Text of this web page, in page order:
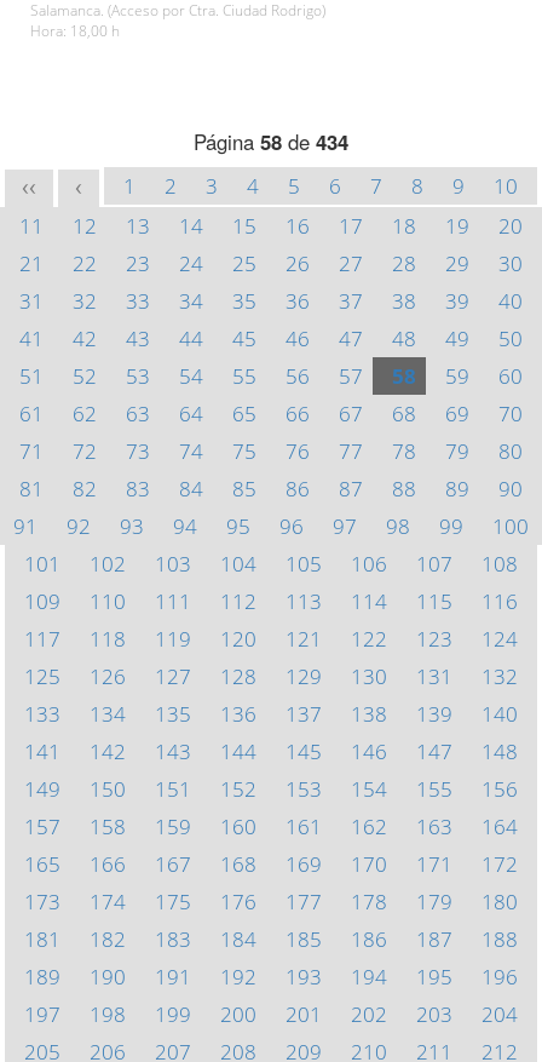
Salamanca. (Acceso por Ctra. Ciudad Rodrigo)
Hora: 18,00 h
Página 58 de 434
<< < 1 2 3 4 5 6 7 8 9
10
11
12 13 14 15 16 17 18 19
20
21
22 23 24 25 26 27 28 29
30
31
32 33 34 35 36 37 38 39
40
41
42 43 44 45 46 47 48 49
50
51
52 53 54 55 56 57 58 59
60
61
62 63 64 65 66 67 68 69
70
71
72 73 74 75 76 77 78 79
80
81
82 83 84 85 86 87 88 89
90
91
92 93 94 95 96 97 98 99
100
101
102 103 104 105 106 107
108
109
110 111 112 113 114 115
116
117
118 119 120 121 122 123
124
125
126 127 128 129 130 131
132
133
134 135 136 137 138 139
140
141
142 143 144 145 146 147
148
149
150 151 152 153 154 155
156
157
158 159 160 161 162 163
164
165
166 167 168 169 170 171
172
173
174 175 176 177 178 179
180
181
182 183 184 185 186 187
188
189
190 191 192 193 194 195
196
197
198 199 200 201 202 203
204
205
206 207 208 209 210 211 212